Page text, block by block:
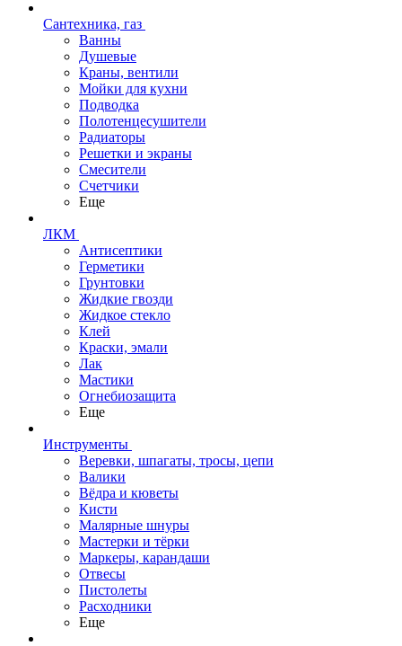
Сантехника, газ
Ванны
Душевые
Краны, вентили
Мойки для кухни
Подводка
Полотенцесушители
Радиаторы
Решетки и экраны
Смесители
Счетчики
Еще
ЛКМ
Антисептики
Герметики
Грунтовки
Жидкие гвозди
Жидкое стекло
Клей
Краски, эмали
Лак
Мастики
Огнебиозащита
Еще
Инструменты
Веревки, шпагаты, тросы, цепи
Валики
Вёдра и кюветы
Кисти
Малярные шнуры
Мастерки и тёрки
Маркеры, карандаши
Отвесы
Пистолеты
Расходники
Еще